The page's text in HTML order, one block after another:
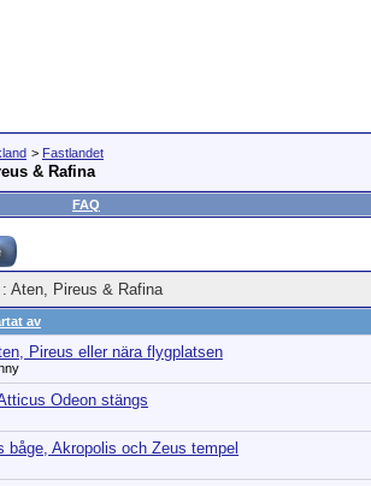
> Fastlandet
& Rafina
FAQ
: Aten, Pireus & Rafina
av
Pireus eller nära flygplatsen
Odeon stängs
båge, Akropolis och Zeus tempel